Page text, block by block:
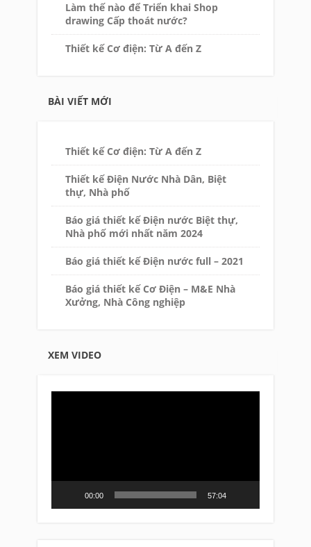
Làm thế nào để Triển khai Shop
drawing Cấp thoát nước?
Thiết kế Cơ điện: Từ A đến Z
BÀI VIẾT MỚI
Thiết kế Cơ điện: Từ A đến Z
Thiết kế Điện Nước Nhà Dân, Biệt
thự, Nhà phố
Báo giá thiết kế Điện nước Biệt thự,
Nhà phố mới nhất năm 2024
Báo giá thiết kế Điện nước full – 2021
Báo giá thiết kế Cơ Điện – M&E Nhà
Xưởng, Nhà Công nghiệp
XEM VIDEO
00:00 57:04